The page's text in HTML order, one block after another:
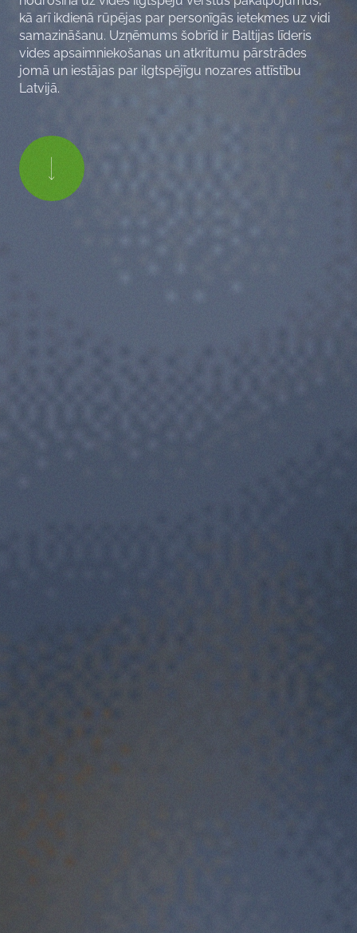
kā arī ikdienā rūpējas par personīgās ietekmes uz vidi
samazināšanu. Uzņēmums šobrīd ir Baltijas līderis
vides apsaimniekošanas un atkritumu pārstrādes
jomā un iestājas par ilgtspējīgu nozares attīstību
Latvijā.